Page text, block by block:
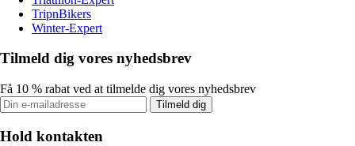
TripnBikers
Winter-Expert
Tilmeld dig vores nyhedsbrev
Få 10 % rabat ved at tilmelde dig vores nyhedsbrev
Tilmeld dig
Hold kontakten